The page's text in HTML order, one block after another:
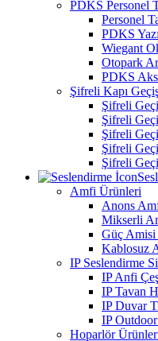
PDKS Personel
Personel
PDKS
Wiegant
Otopark
PDKS
Şifreli Kapı
Şifreli
Şifreli
Şifreli
Şifreli
Şifreli
Amfi Ürünleri
Anons
Mikserli
Güç
Kablosuz
IP Seslendirme
IP Anfi
IP Tavan
IP Duvar
IP
Hoparlör